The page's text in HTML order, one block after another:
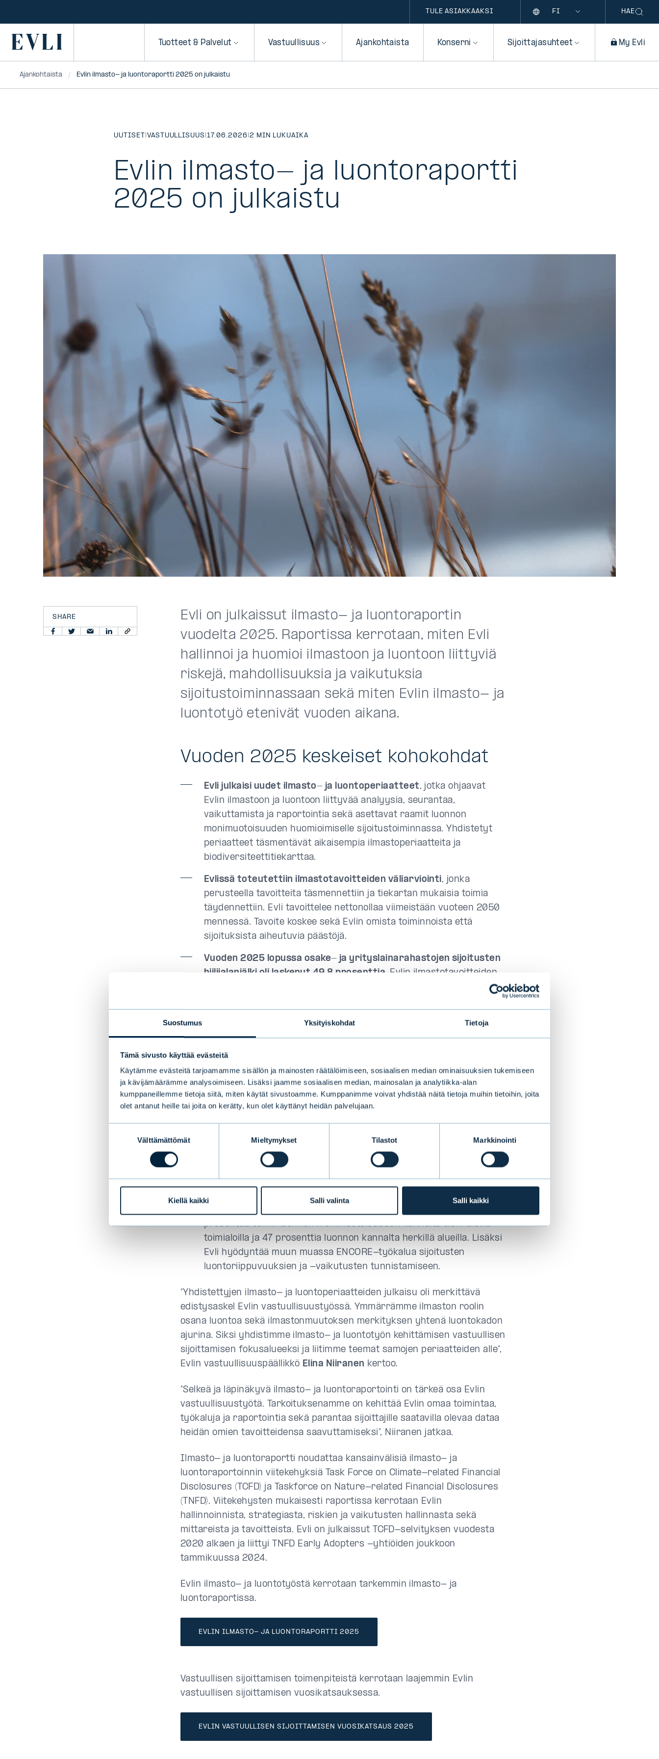
Suostumus Yksityiskohdat Tietoja
Tämä sivusto käyttää evästeitä
Käytämme evästeitä tarjoamamme sisällön ja mainosten räätälöimiseen, sosiaalisen median ominaisuuksien tukemiseen
ja kävijämäärämme analysoimiseen. Lisäksi jaamme sosiaalisen median, mainosalan ja analytiikka-alan
kumppaneillemme tietoja siitä, miten käytät sivustoamme. Kumppanimme voivat yhdistää näitä tietoja muihin tietoihin, joita
olet antanut heille tai joita on kerätty, kun olet käyttänyt heidän palvelujaan.
Välttämättömät Mieltymykset Tilastot Markkinointi
Kiellä kaikki Salli valinta Salli kaikki
TULE ASIAKKAAKSI HAE
Primary Tuotteet & Palvelut Vastuullisuus Ajankohtaista Konserni Sijoittajasuhteet My Evli
Ajankohtaista Evlin ilmasto- ja luontoraportti 2025 on julkaistu
UUTISET |VASTUULLISUUS |17.06.2026 |2 MIN LUKUAIKA
Evlin ilmasto- ja luontoraportti
2025 on julkaistu
SHARE
Evli on julkaissut ilmasto- ja luontoraportin
vuodelta 2025. Raportissa kerrotaan, miten Evli
hallinnoi ja huomioi ilmastoon ja luontoon liittyviä
riskejä, mahdollisuuksia ja vaikutuksia
sijoitustoiminnassaan sekä miten Evlin ilmasto- ja
luontotyö etenivät vuoden aikana.
Vuoden 2025 keskeiset kohokohdat
Evli julkaisi uudet ilmasto- ja luontoperiaatteet, jotka ohjaavat
Evlin ilmastoon ja luontoon liittyvää analyysia, seurantaa,
vaikuttamista ja raportointia sekä asettavat raamit luonnon
monimuotoisuuden huomioimiselle sijoitustoiminnassa. Yhdistetyt
periaatteet täsmentävät aikaisempia ilmastoperiaatteita ja
biodiversiteettitiekarttaa.
Evlissä toteutettiin ilmastotavoitteiden väliarviointi, jonka
perusteella tavoitteita täsmennettiin ja tiekartan mukaisia toimia
täydennettiin. Evli tavoittelee nettonollaa viimeistään vuoteen 2050
mennessä. Tavoite koskee sekä Evlin omista toiminnoista että
sijoituksista aiheutuvia päästöjä.
Vuoden 2025 lopussa osake- ja yrityslainarahastojen sijoitusten
hiilijalanjälki oli laskenut 49,8 prosenttia. Evlin ilmastotavoitteiden
Evlin eteneminen kohti nettonollaa jatkui.
Net Zero Asset Managers
-aloitteen välitavoitteiden mukaisesti merkittävien toimialojen
sijoituksista noin 60 prosenttia oli vuoden 2025 lopussa nettonolla,
mukautunut nettonollaan tai mukautumassa nettonollaan.
Tavoitteena on 65 prosentin osuus vuoteen 2030 mennessä.
Vertailuvuonna 2022 osuus oli 42 prosenttia.
ilmasto- ja luontovaikuttaminen 10 yhtiöön. Vuoden aikana Evli
osallistui myös 88 yhtiökokoukseen.
Evlin luontoanalyysi sai jatkoa.Evli analysoi osake- ja
yrityslainarahastojensa altistumista luontoriskeille TNFD:n
prosenttia toimii luonnon monimuotoisuuden kannalta olennaisilla
toimialoilla ja 47 prosenttia luonnon kannalta herkillä alueilla. Lisäksi
Evli hyödyntää muun muassa ENCORE-työkalua sijoitusten
luontoriippuvuuksien ja -vaikutusten tunnistamiseen.
“Yhdistettyjen ilmasto- ja luontoperiaatteiden julkaisu oli merkittävä
edistysaskel Evlin vastuullisuustyössä. Ymmärrämme ilmaston roolin
osana luontoa sekä ilmastonmuutoksen merkityksen yhtenä luontokadon
ajurina. Siksi yhdistimme ilmasto- ja luontotyön kehittämisen vastuullisen
sijoittamisen fokusalueeksi ja liitimme teemat samojen periaatteiden alle“,
Evlin vastuullisuuspäällikkö Elina Niiranen kertoo.
“Selkeä ja läpinäkyvä ilmasto- ja luontoraportointi on tärkeä osa Evlin
vastuullisuustyötä. Tarkoituksenamme on kehittää Evlin omaa toimintaa,
työkaluja ja raportointia sekä parantaa sijoittajille saatavilla olevaa dataa
heidän omien tavoitteidensa saavuttamiseksi”, Niiranen jatkaa.
Ilmasto- ja luontoraportti noudattaa kansainvälisiä ilmasto- ja
luontoraportoinnin viitekehyksiä Task Force on Climate-related Financial
Disclosures (TCFD) ja Taskforce on Nature-related Financial Disclosures
(TNFD). Viitekehysten mukaisesti raportissa kerrotaan Evlin
hallinnoinnista, strategiasta, riskien ja vaikutusten hallinnasta sekä
mittareista ja tavoitteista. Evli on julkaissut TCFD-selvityksen vuodesta
2020 alkaen ja liittyi TNFD Early Adopters -yhtiöiden joukkoon
tammikuussa 2024.
Evlin ilmasto- ja luontotyöstä kerrotaan tarkemmin ilmasto- ja
luontoraportissa.
EVLIN ILMASTO- JA LUONTORAPORTTI 2025
Vastuullisen sijoittamisen toimenpiteistä kerrotaan laajemmin Evlin
vastuullisen sijoittamisen vuosikatsauksessa.
EVLIN VASTUULLISEN SIJOITTAMISEN VUOSIKATSAUS 2025